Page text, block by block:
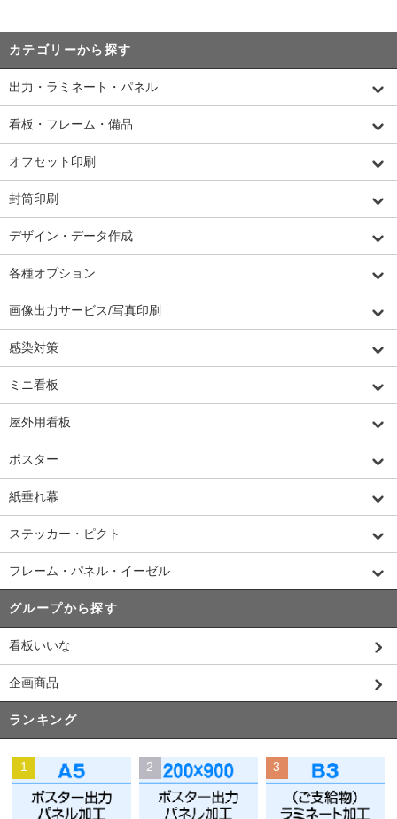
カテゴリーから探す
出力・ラミネート・パネル
看板・フレーム・備品
オフセット印刷
封筒印刷
デザイン・データ作成
各種オプション
画像出力サービス/写真印刷
感染対策
ミニ看板
屋外用看板
ポスター
紙垂れ幕
ステッカー・ピクト
フレーム・パネル・イーゼル
グループから探す
看板いいな
企画商品
ランキング
1 2 3